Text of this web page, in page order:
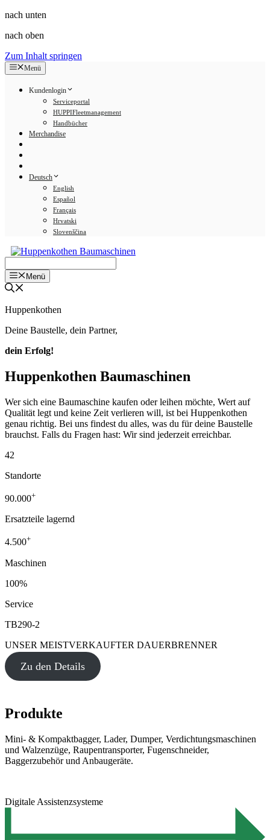
nach unten
nach oben
Zum Inhalt springen
Menü
Kundenlogin
Serviceportal
HUPPIFleetmanagement
Handbücher
Merchandise
Deutsch
English
Español
Français
Hrvatski
Slovenščina
Menü
Huppenkothen
Deine Baustelle, dein Partner,
dein Erfolg!
Huppenkothen Baumaschinen
Wer sich eine Baumaschine kaufen oder leihen möchte, Wert auf
Qualität legt und keine Zeit verlieren will, ist bei Huppenkothen
genau richtig. Bei uns findest du alles, was du für deine Baustelle
brauchst. Falls du Fragen hast: Wir sind jederzeit erreichbar.
42
Standorte
90.000+
Ersatzteile lagernd
4.500+
Maschinen
100%
Service
TB290-2
UNSER MEISTVERKAUFTER DAUERBRENNER
Zu den Details
Produkte
Mini- & Kompaktbagger, Lader, Dumper, Verdichtungsmaschinen
und Walzenzüge, Raupentransporter, Fugenschneider,
Baggerzubehör und Anbaugeräte.
Digitale Assistenzsysteme